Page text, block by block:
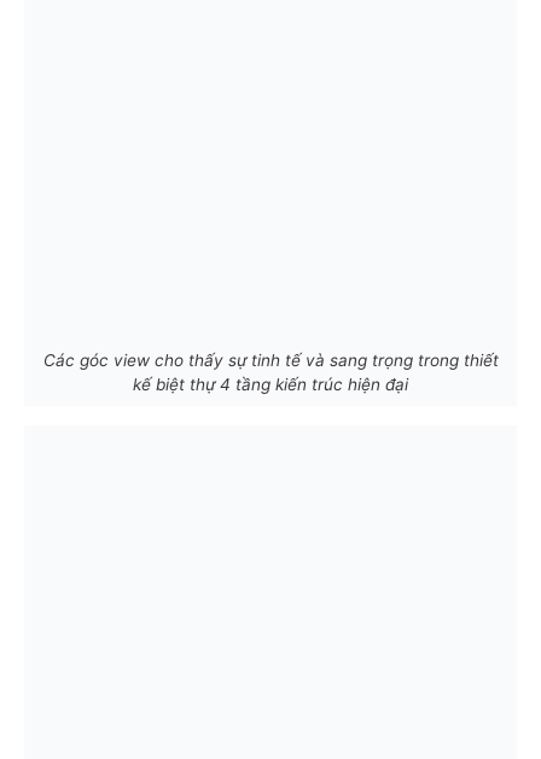
Các góc view cho thấy sự tinh tế và sang trọng trong thiết
kế biệt thự 4 tầng kiến trúc hiện đại